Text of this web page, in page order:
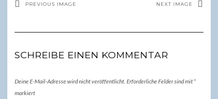
PREVIOUS IMAGE NEXT IMAGE
SCHREIBE EINEN KOMMENTAR
Deine E-Mail-Adresse wird nicht veröffentlicht. Erforderliche Felder sind mit *
markiert